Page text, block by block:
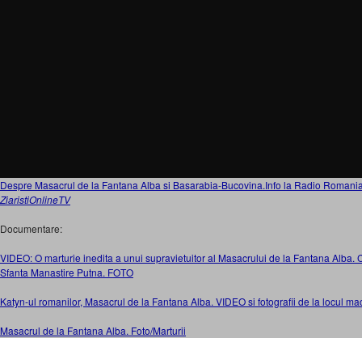
Despre Masacrul de la Fantana Alba si Basarabia-Bucovina.Info la Radio
ZiaristiOnlineTV
Documentare:
VIDEO: O marturie inedita a unui supravietuitor al Masacrului de la Fantana Alba.
Sfanta Manastire Putna. FOTO
Katyn-ul romanilor, Masacrul de la Fantana Alba. VIDEO si fotografii de la locul
Masacrul de la Fantana Alba. Foto/Marturii